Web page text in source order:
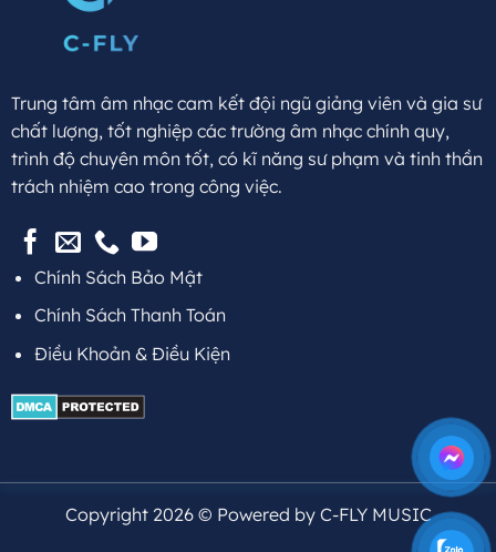
Trung tâm âm nhạc cam kết đội ngũ giảng viên và gia sư
chất lượng, tốt nghiệp các trường âm nhạc chính quy,
trình độ chuyên môn tốt, có kĩ năng sư phạm và tinh thần
trách nhiệm cao trong công việc.
Chính Sách Bảo Mật
Chính Sách Thanh Toán
Điều Khoản & Điều Kiện
Copyright 2026 © Powered by C-FLY MUSIC